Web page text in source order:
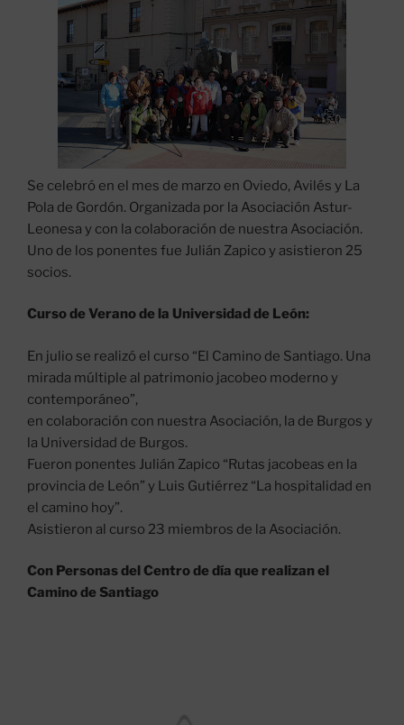
Se celebró en el mes de marzo en Oviedo, Avilés y La
Pola de Gordón. Organizada por la Asociación Astur-
Leonesa y con la colaboración de nuestra Asociación.
Uno de los ponentes fue Julián Zapico y asistieron 25
socios.
Curso de Verano de la Universidad de León:
En julio se realizó el curso “El Camino de Santiago. Una
mirada múltiple al patrimonio jacobeo moderno y
contemporáneo”,
en colaboración con nuestra Asociación, la de Burgos y
la Universidad de Burgos.
Fueron ponentes Julián Zapico “Rutas jacobeas en la
provincia de León” y Luis Gutiérrez “La hospitalidad en
el camino hoy”.
Asistieron al curso 23 miembros de la Asociación.
Con Personas del Centro de día que realizan el
Camino de Santiago